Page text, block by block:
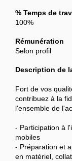
% Temps de
100%
Rémunération
Selon profil
Description de
Fort de vos
contribuez à la
l'ensemble de
- Participation à
mobiles
- Préparation et
en matériel,